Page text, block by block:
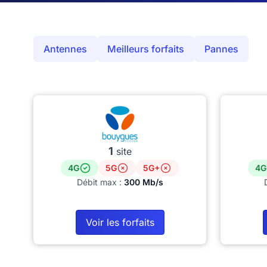
Antennes Meilleurs forfaits Pannes
1 site
4G 5G
5G+
Débit max : 300 Mb/s
Voir les forfaits
4G